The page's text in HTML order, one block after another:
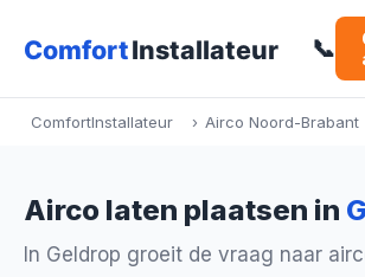
📞
ComfortInstallateur › Airco Noord-Brabant
Airco laten plaatsen in
In Geldrop groeit de vraag naar